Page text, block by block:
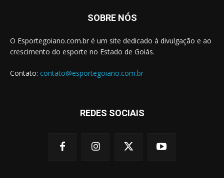
SOBRE NÓS
O Esportegoiano.com.br é um site dedicado à divulgação e ao
crescimento do esporte no Estado de Goiás.
Contato: contato@esportegoiano.com.br
REDES SOCIAIS